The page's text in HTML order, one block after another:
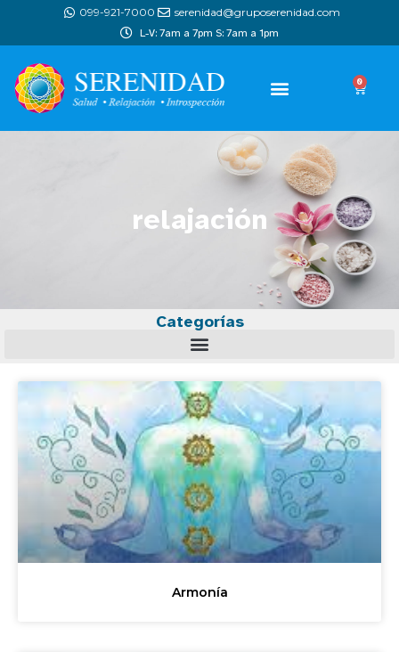
099-921-7000 serenidad@gruposerenidad.com
L-V: 7am a 7pm S: 7am a 1pm
0
relajación
Categorías
Armonía